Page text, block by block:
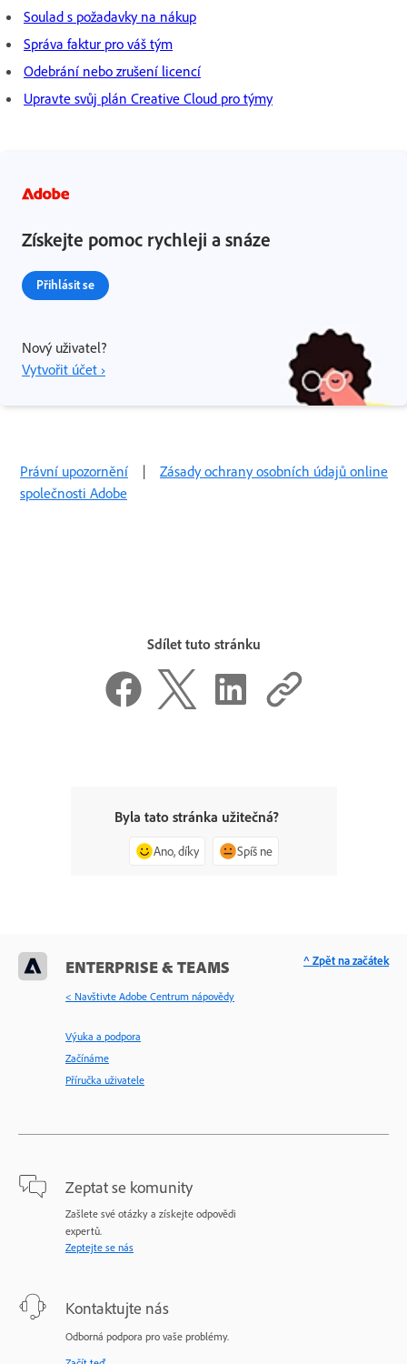
Soulad s požadavky na nákup
Správa faktur pro váš tým
Odebrání nebo zrušení licencí
Upravte svůj plán Creative Cloud pro týmy
Získejte pomoc rychleji a snáze
Přihlásit se
Nový uživatel?
Vytvořit účet ›
Právní upozornění | Zásady ochrany osobních údajů online
společnosti Adobe
Sdílet tuto stránku
Byla tato stránka užitečná?
Ano, díky Spíš ne
ENTERPRISE & TEAMS
< Navštivte Adobe Centrum nápovědy
Výuka a podpora
Začínáme
Příručka uživatele
Zeptat se komunity
Zašlete své otázky a získejte odpovědi
expertů.
Zeptejte se nás
Kontaktujte nás
Odborná podpora pro vaše problémy.
^ Zpět na začátek